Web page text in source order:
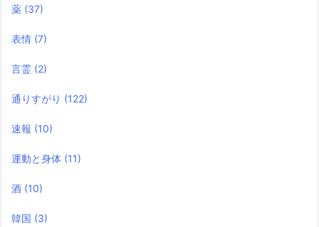
薬 (37)
表情 (7)
言霊 (2)
通りすがり (122)
速報 (10)
運動と身体 (11)
酒 (10)
韓国 (3)